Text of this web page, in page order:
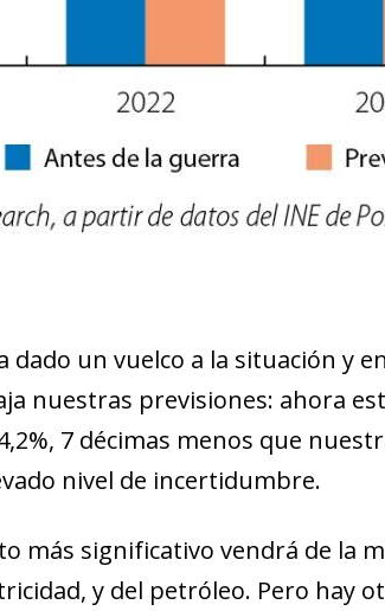
dado un vuelco a la situación y
nuestras previsiones: ahora
7 décimas menos que
nivel de incertidumbre.
más significativo vendrá de la
y del petróleo. Pero hay